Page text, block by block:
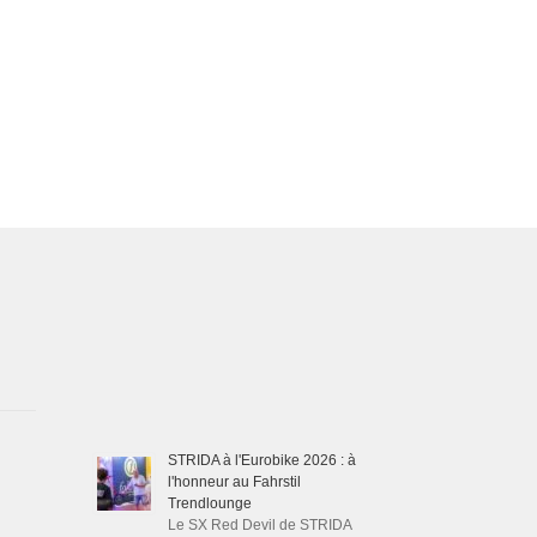
STRIDA à l'Eurobike 2026 : à
l'honneur au Fahrstil
Trendlounge
Le SX Red Devil de STRIDA